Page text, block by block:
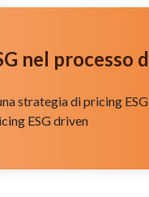
nel processo
strategia di pricing
ESG driven